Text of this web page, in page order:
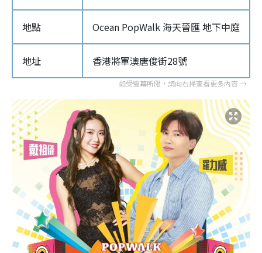
地點 Ocean PopWalk 海天晉匯 地下中庭
地址 香港將軍澳唐俊街28號